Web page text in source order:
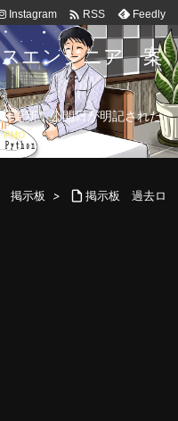
Instagram  RSS Feedly
エンジニア 案
更新！公開日が明記された
掲示板 >  掲示板 過去ロ